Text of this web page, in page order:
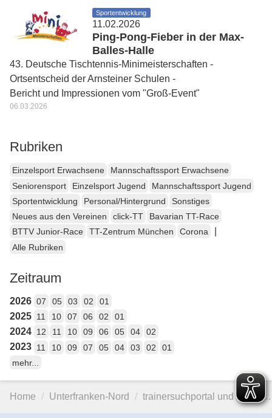
Sportentwicklung
11.02.2026
Ping-Pong-Fieber in der Max-
Balles-Halle
43. Deutsche Tischtennis-Minimeisterschaften -
Ortsentscheid der Arnsteiner Schulen -
Bericht und Impressionen vom "Groß-Event"
06.03.2026
Rubriken
Einzelsport Erwachsene
Mannschaftssport Erwachsene
Seniorensport
Einzelsport Jugend
Mannschaftssport Jugend
Sportentwicklung
Personal/Hintergrund
Sonstiges
Neues aus den Vereinen
click-TT
Bavarian TT-Race
BTTV Junior-Race
TT-Zentrum München Corona
Alle Rubriken
Zeitraum
2026 07 05 03 02 01
2025 11 10 07 06 02 01
2024 12 11 10 09 06 05 04 02
2023 11 10 09 07 05 04 03 02
01
mehr...
Home Unterfranken-Nord trainersuchportal und BTTV…